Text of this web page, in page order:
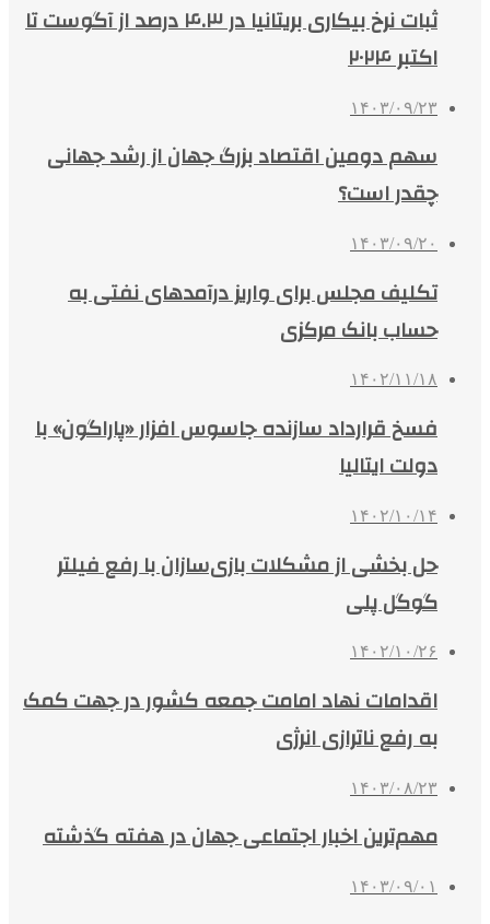
ثبات نرخ بیکاری بریتانیا در ۴.۳ درصد از آگوست تا
اکتبر ۲۰۲۴
۱۴۰۳/۰۹/۲۳
سهم دومین اقتصاد بزرگ جهان از رشد جهانی
چقدر است؟
۱۴۰۳/۰۹/۲۰
تکلیف مجلس برای واریز درآمدهای نفتی به
حساب بانک مرکزی
۱۴۰۲/۱۱/۱۸
فسخ قرارداد سازنده جاسوس افزار «پاراگون» با
دولت ایتالیا
۱۴۰۲/۱۰/۱۴
حل بخشی از مشکلات بازی‌سازان با رفع فیلتر
گوگل پلی
۱۴۰۲/۱۰/۲۶
اقدامات نهاد امامت جمعه کشور در جهت کمک
به رفع ناترازی انرژی
۱۴۰۳/۰۸/۲۳
مهم‌ترین اخبار اجتماعی جهان در هفته گذشته
۱۴۰۳/۰۹/۰۱